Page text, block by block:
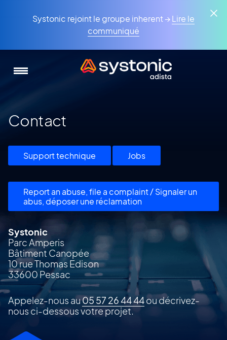
Systonic rejoint le groupe inherent →Lire le
communiqué
Contact
Support technique Jobs
Report an abuse, file a complaint / Signaler un
abus, déposer une réclamation
Systonic
Parc Amperis
Bâtiment Canopée
10 rue Thomas Edison
33600 Pessac
Appelez-nous au05 57 26 44 44ou décrivez-
nous ci-dessous votre projet.